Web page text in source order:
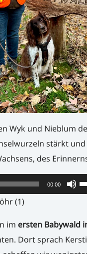
Wyk und Nieblum
stärkt
des
00:00
(1)
im ersten Babywald
Dort sprach